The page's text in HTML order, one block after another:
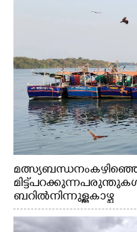
മത്സ്യബന്ധനം
മിട്ട് പറക്കുന്ന
ബറിൽ നിന്നുള്ള കാഴ്ച